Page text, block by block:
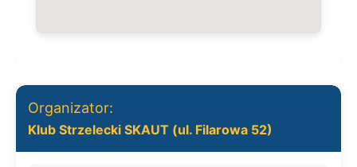
Organizator:
Klub Strzelecki SKAUT (ul. Filarowa 52)